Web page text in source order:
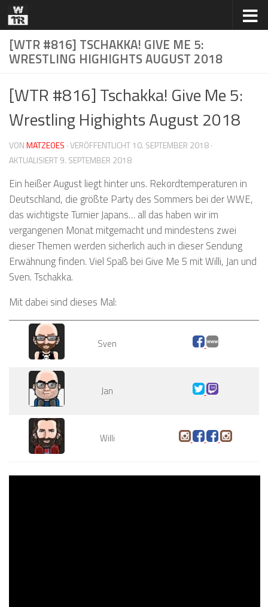
Zum Inhalt springen
[WTR #816] TSCHAKKA! GIVE ME 5:
WRESTLING HIGHIGHTS AUGUST 2018
[WTR #816] Tschakka! Give Me 5:
Wrestling Highights August 2018
VONMATZEOES · VERÖFFENTLICHT10. SEPTEMBER 2018·
AKTUALISIERT9. SEPTEMBER 2018
Ein heißer August liegt hinter uns. Rekordtemperaturen in
Deutschland, die größte Party des Sommers bei der WWE,
das wichtigste Turnier Japans… all das haben wir im
vergangenen Monat mitgemacht und mindestens zwei
dieser Themen werden sicherlich auch in dieser Sendung
Erwähnung finden. Viel Spaß bei Give Me 5 mit Willi, Jan und
Sven. Tschakka.
Mit dabei sind dieses Mal:
Sven
Jan
Willi